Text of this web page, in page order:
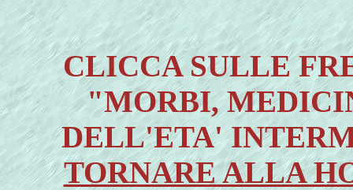
CLICCA SULLE
"MORBI,
DELL'ETA'
TORNARE ALLA